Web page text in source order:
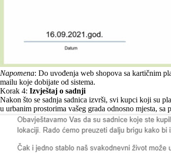
Napomena: Do uvođenja web shopova sa kartičnim
mailu koje dobijate od sistema.
Korak 4: Izvještaj o sadnji
Nakon što se sadnja sadnica izvrši, svi kupci koji su
u urbanim prostorima vašeg grada odnosno mjesta,